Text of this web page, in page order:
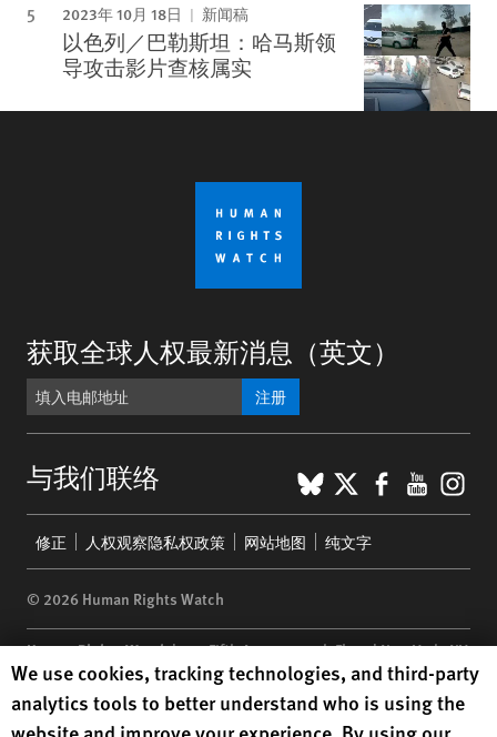
2023年 10月 18日 新闻稿
以色列／巴勒斯坦：哈马斯领
导攻击影片查核属实
获取全球人权最新消息（英文）
注册
与我们联络 BlueSky
X
menu
修正 人权观察隐私权政策 网站地图 纯文字
© 2026 Human Rights Watch
Human Rights Watch| 350 Fifth Avenue, 34th Floor | New York,NY
10118-3299USA|t 1.212.290.4700
Human Rights Watchis a 501(C)(3) nonprofit registered in the US
Human Rights Watch cookie preferences
We use cookies, tracking technologies, and third-party
analytics tools to better understand who is using the